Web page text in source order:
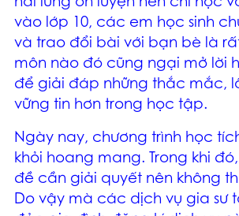
vào lớp 10, các em học sinh
và trao đổi bài với bạn bè là
môn nào đó cũng ngại mở lời
để giải đáp những thắc mắc,
vững tin hơn trong học tập.
Ngày nay, chương trình học
khỏi hoang mang. Trong khi
đề cần giải quyết nên không
Do vậy mà các dịch vụ gia sư